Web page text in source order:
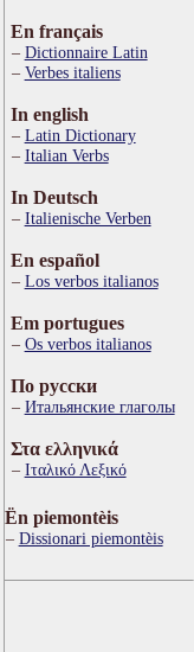
En français
Dictionnaire Latin
Verbes italiens
In english
Latin Dictionary
Italian Verbs
In Deutsch
Italienische Verben
En español
Los verbos italianos
Em portugues
Os verbos italianos
По русски
Итальянские глаголы
Στα ελληνικά
Ιταλικό Λεξικό
Ën piemontèis
Dissionari piemontèis